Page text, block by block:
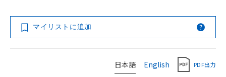
マイリストに追加
日本語 English PDF出力